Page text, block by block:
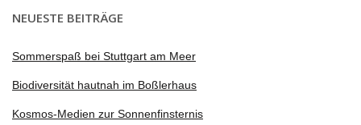
NEUESTE BEITRÄGE
Sommerspaß bei Stuttgart am Meer
Biodiversität hautnah im Boßlerhaus
Kosmos-Medien zur Sonnenfinsternis